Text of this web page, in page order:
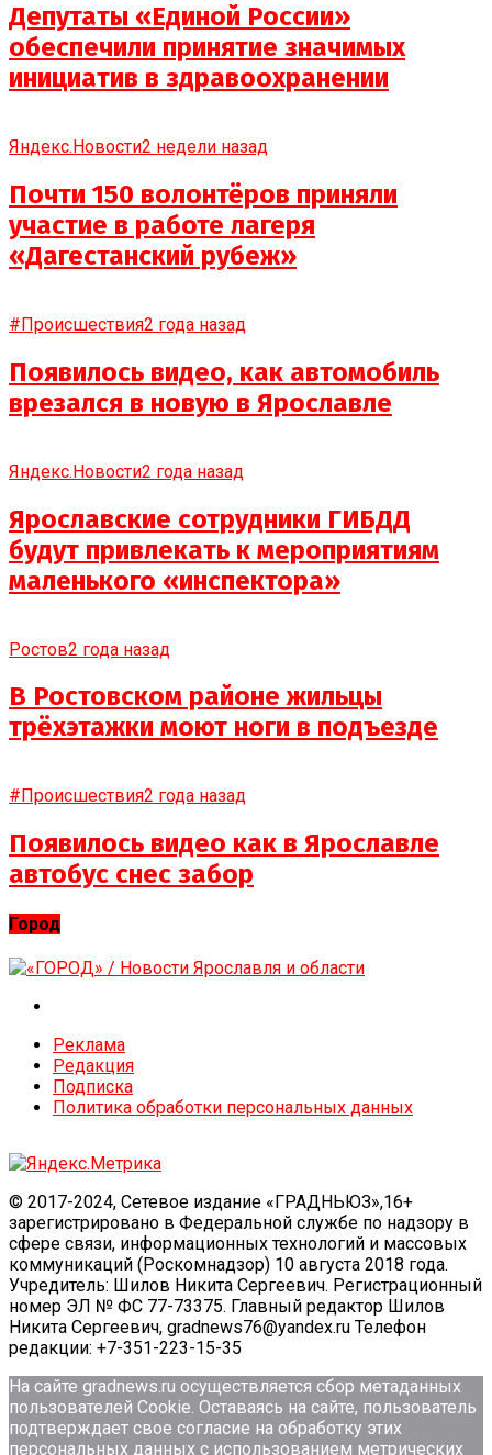
Депутаты «Единой России»
обеспечили принятие значимых
инициатив в здравоохранении
Яндекс.Новости2 недели назад
Почти 150 волонтёров приняли
участие в работе лагеря
«Дагестанский рубеж»
#Происшествия2 года назад
Появилось видео, как автомобиль
врезался в новую в Ярославле
Яндекс.Новости2 года назад
Ярославские сотрудники ГИБДД
будут привлекать к мероприятиям
маленького «инспектора»
Ростов2 года назад
В Ростовском районе жильцы
трёхэтажки моют ноги в подъезде
#Происшествия2 года назад
Появилось видео как в Ярославле
автобус снес забор
Город
Реклама
Редакция
Подписка
Политика обработки персональных данных
© 2017-2024, Сетевое издание «ГРАДНЬЮЗ»,16+
зарегистрировано в Федеральной службе по надзору в
сфере связи, информационных технологий и массовых
коммуникаций (Роскомнадзор) 10 августа 2018 года.
Учредитель: Шилов Никита Сергеевич. Регистрационный
номер ЭЛ № ФС 77-73375. Главный редактор Шилов
Никита Сергеевич, gradnews76@yandex.ru Телефон
редакции: +7-351-223-15-35
На сайте gradnews.ru осуществляется сбор метаданных
пользователей Сookie. Оставаясь на сайте, пользователь
подтверждает свое согласие на обработку этих
персональных данных c использованием метрических